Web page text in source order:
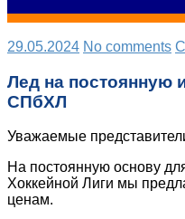
29.05.2024 No comments
Лед на постоянную
СПбХЛ
Уважаемые
На постоянную основу
Хоккейной Лиги мы
ценам.